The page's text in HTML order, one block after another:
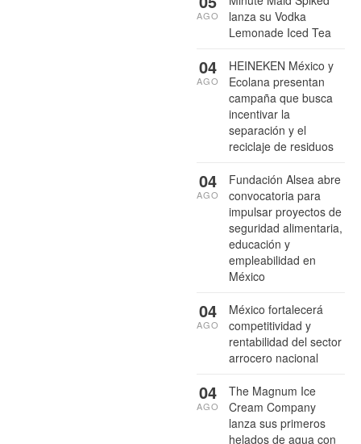
lanza su Vodka
Lemonade Iced Tea
AGO
HEINEKEN México y
Ecolana presentan
campaña que busca
incentivar la
separación y el
reciclaje de residuos
04
AGO
Fundación Alsea abre
convocatoria para
impulsar proyectos de
seguridad alimentaria,
educación y
empleabilidad en
México
04
AGO
México fortalecerá
competitividad y
rentabilidad del sector
arrocero nacional
04
AGO
The Magnum Ice
Cream Company
lanza sus primeros
helados de agua con
04
AGO